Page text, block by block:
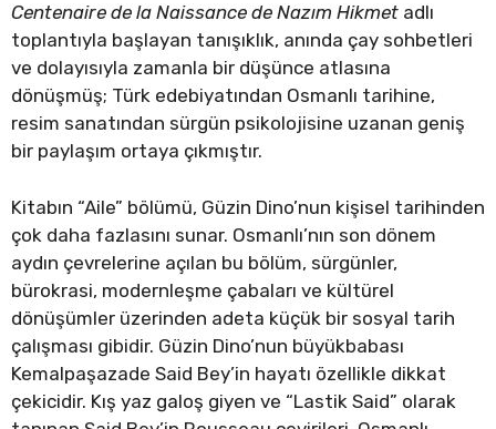
Centenaire de la Naissance de Nazım Hikmet adlı
toplantıyla başlayan tanışıklık, anında çay sohbetleri
ve dolayısıyla zamanla bir düşünce atlasına
dönüşmüş; Türk edebiyatından Osmanlı tarihine,
resim sanatından sürgün psikolojisine uzanan geniş
bir paylaşım ortaya çıkmıştır.
Kitabın “Aile” bölümü, Güzin Dino’nun kişisel tarihinden
çok daha fazlasını sunar. Osmanlı’nın son dönem
aydın çevrelerine açılan bu bölüm, sürgünler,
bürokrasi, modernleşme çabaları ve kültürel
dönüşümler üzerinden adeta küçük bir sosyal tarih
çalışması gibidir. Güzin Dino’nun büyükbabası
Kemalpaşazade Said Bey’in hayatı özellikle dikkat
çekicidir. Kış yaz galoş giyen ve “Lastik Said” olarak